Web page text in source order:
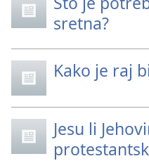
sretna?
Kako je raj
Jesu li